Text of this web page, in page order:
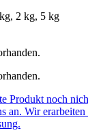
2 kg, 5 kg
Produkt noch
an. Wir